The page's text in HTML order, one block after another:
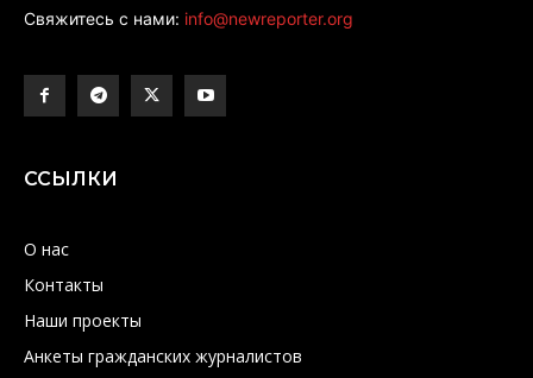
Свяжитесь с нами: info@newreporter.org
ССЫЛКИ
О нас
Контакты
Наши проекты
Анкеты гражданских журналистов